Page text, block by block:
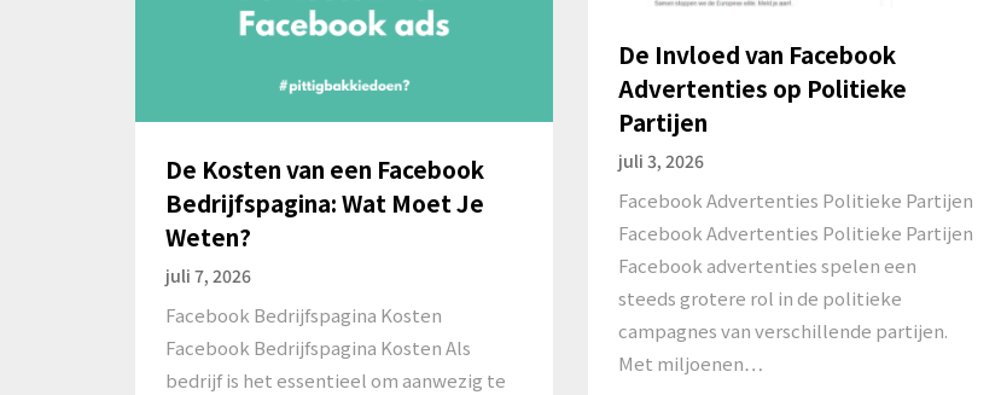
De Kosten van een Facebook
Bedrijfspagina: Wat Moet Je
Weten?
juli 7, 2026
Facebook Bedrijfspagina Kosten
Facebook Bedrijfspagina Kosten Als
bedrijf is het essentieel om aanwezig te
De Invloed van Facebook
Advertenties op Politieke
Partijen
juli 3, 2026
Facebook Advertenties Politieke Partijen
Facebook Advertenties Politieke Partijen
Facebook advertenties spelen een
steeds grotere rol in de politieke
campagnes van verschillende partijen.
Met miljoenen…